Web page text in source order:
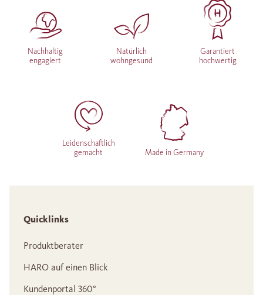
Nachhaltig
engagiert
Natürlich
wohngesund
Garantiert
hochwertig
Leidenschaftlich
gemacht
Made in Germany
Quicklinks
Produktberater
HARO auf einen Blick
Kundenportal 360°